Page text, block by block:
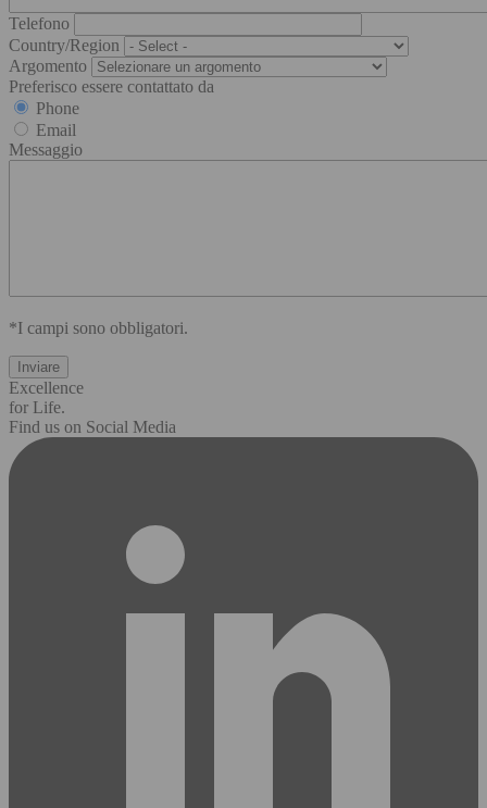
Telefono
Country/Region
Argomento
Preferisco essere contattato da
Phone
Email
Messaggio
*I campi sono obbligatori.
Excellence
for Life.
Find us on Social Media